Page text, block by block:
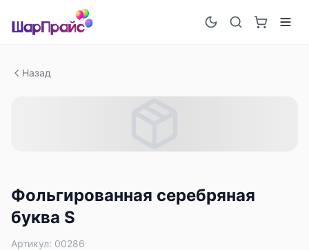
Назад
Фольгированная серебряная
буква S
Артикул: 00286